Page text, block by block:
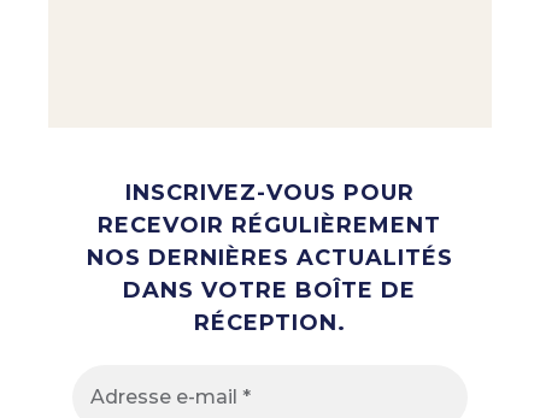
INSCRIVEZ-VOUS POUR
RECEVOIR RÉGULIÈREMENT
NOS DERNIÈRES ACTUALITÉS
DANS VOTRE BOÎTE DE
RÉCEPTION.